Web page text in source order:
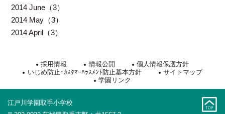
2014 June（3）
2014 May（3）
2014 April（3）
江戸川学園取手小学校
採用情報 情報公開
個人情報保護方針
いじめ防止･ｶｽﾀﾏｰﾊﾗｽﾒﾝﾄ防止基本方針
サイトマップ
学園リンク